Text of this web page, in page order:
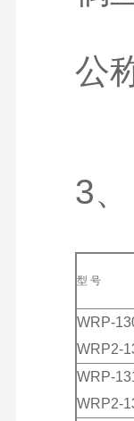
公
3
型 号
WRP-
WRP2-
WRP-
WRP2-